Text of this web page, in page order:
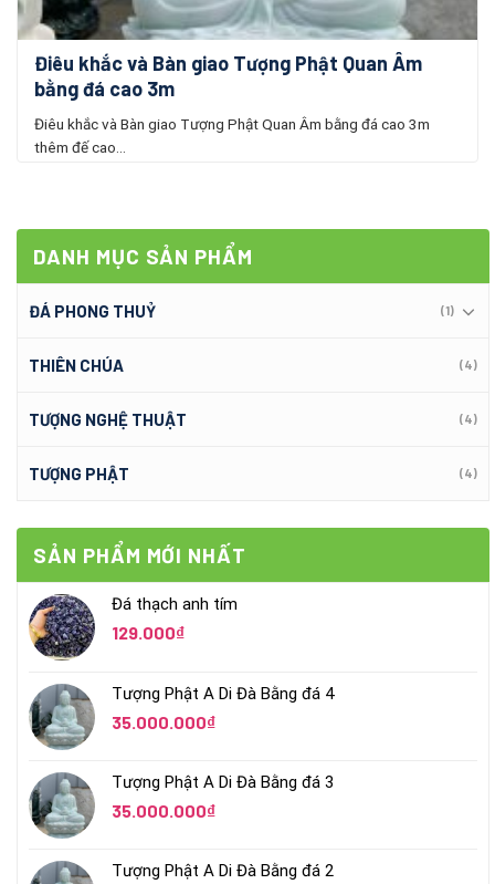
DANH MỤC SẢN PHẨM
ĐÁ PHONG THUỶ (1)
THIÊN CHÚA (4)
TƯỢNG NGHỆ THUẬT (4)
TƯỢNG PHẬT (4)
SẢN PHẨM MỚI NHẤT
Đá thạch anh tím
129.000₫
Tượng Phật A Di Đà Bằng đá 4
35.000.000₫
Tượng Phật A Di Đà Bằng đá 3
35.000.000₫
Tượng Phật A Di Đà Bằng đá 2
Điêu khắc và Bàn giao Tượng Phật Quan Âm
bằng đá cao 3m
Điêu khắc và Bàn giao Tượng Phật Quan Âm bằng đá cao 3m
thêm đế cao...